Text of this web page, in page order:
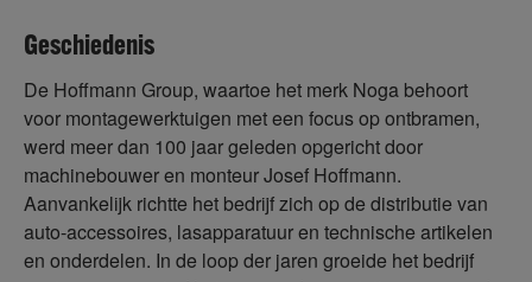
Geschiedenis
De Hoffmann Group, waartoe het merk Noga behoort
voor montagewerktuigen met een focus op ontbramen,
werd meer dan 100 jaar geleden opgericht door
machinebouwer en monteur Josef Hoffmann.
Aanvankelijk richtte het bedrijf zich op de distributie van
auto-accessoires, lasapparatuur en technische artikelen
en onderdelen. In de loop der jaren groeide het bedrijf